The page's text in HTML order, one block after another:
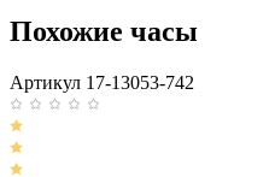
Похожие часы
Артикул 17-13053-742